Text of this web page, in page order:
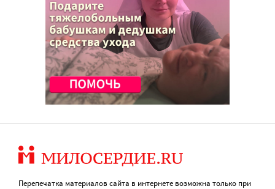
Перепечатка материалов сайта в интернете возможна только при